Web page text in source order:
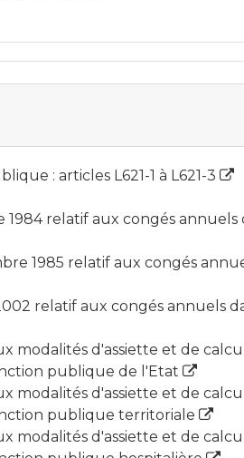
: articles L621-1 à L621-3
relatif aux congés annuels
1985 relatif aux congés
relatif aux congés annuels
modalités d'assiette et de
publique de l'Etat
modalités d'assiette et de
publique territoriale
modalités d'assiette et de